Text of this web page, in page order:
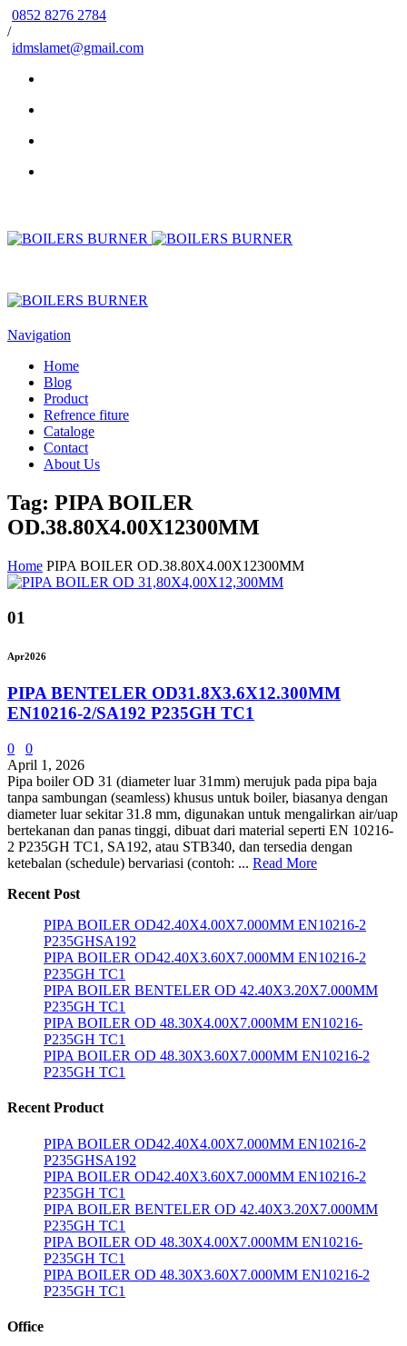
0852 8276 2784
/
idmslamet@gmail.com
Navigation
Home
Blog
Product
Refrence fiture
Cataloge
Contact
About Us
Tag: PIPA BOILER
OD.38.80X4.00X12300MM
Home PIPA BOILER OD.38.80X4.00X12300MM
01
Apr2026
PIPA BENTELER OD31.8X3.6X12.300MM
EN10216-2/SA192 P235GH TC1
0
0
April 1, 2026
Pipa boiler OD 31 (diameter luar 31mm) merujuk pada pipa baja
tanpa sambungan (seamless) khusus untuk boiler, biasanya dengan
diameter luar sekitar 31.8 mm, digunakan untuk mengalirkan air/uap
bertekanan dan panas tinggi, dibuat dari material seperti EN 10216-
2 P235GH TC1, SA192, atau STB340, dan tersedia dengan
ketebalan (schedule) bervariasi (contoh: ... Read More
Recent Post
PIPA BOILER OD42.40X4.00X7.000MM EN10216-2
P235GHSA192
PIPA BOILER OD42.40X3.60X7.000MM EN10216-2
P235GH TC1
PIPA BOILER BENTELER OD 42.40X3.20X7.000MM
P235GH TC1
PIPA BOILER OD 48.30X4.00X7.000MM EN10216-
P235GH TC1
PIPA BOILER OD 48.30X3.60X7.000MM EN10216-2
P235GH TC1
Recent Product
PIPA BOILER OD42.40X4.00X7.000MM EN10216-2
P235GHSA192
PIPA BOILER OD42.40X3.60X7.000MM EN10216-2
P235GH TC1
PIPA BOILER BENTELER OD 42.40X3.20X7.000MM
P235GH TC1
PIPA BOILER OD 48.30X4.00X7.000MM EN10216-
P235GH TC1
PIPA BOILER OD 48.30X3.60X7.000MM EN10216-2
P235GH TC1
Office